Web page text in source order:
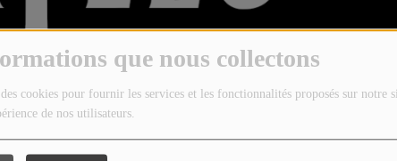
que nous collectons
cookies pour fournir les services et les fonctionnalités proposés sur notre
de nos utilisateurs.